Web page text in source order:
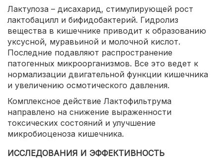
Лактулоза – дисахарид, стимулирующей рост
лактобацилл и бифидобактерий. Гидролиз
вещества в кишечнике приводит к образованию
уксусной, муравьиной и молочной кислот.
Последние подавляют распространение
патогенных микроорганизмов. Все это ведет к
нормализации двигательной функции кишечника
и увеличению осмотического давления.
Комплексное действие Лактофильтрума
направлено на снижение выраженности
токсических состояний и улучшение
микробиоценоза кишечника.
ИССЛЕДОВАНИЯ И ЭФФЕКТИВНОСТЬ